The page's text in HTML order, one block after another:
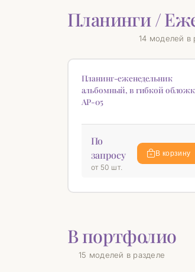
Планинги /
14 моделей в
Планинг-еженедельник
альбомный, в гибкой
AP-05
По
запросу
от 50 шт.
В корзину
В портфолио
15 моделей в разделе